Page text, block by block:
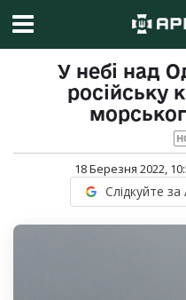
У небі над
російську
18 Березня 2022,
Слідкуйте